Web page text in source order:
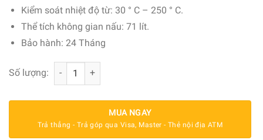
Kiểm soát nhiệt độ từ: 30 ° C – 250 ° C.
Thể tích không gian nấu: 71 lít.
Bảo hành: 24 Tháng
Số lượng: Lò Nướng Kèm Hấp Bosch HSG636BS1 Series 8 số lượng
MUA NGAY
Trả thẳng - Trả góp qua Visa, Master - Thẻ nội địa ATM